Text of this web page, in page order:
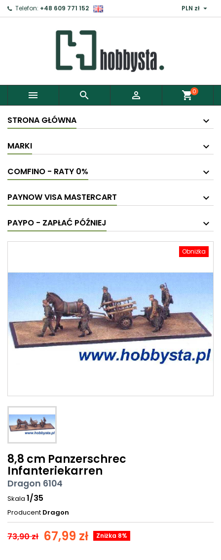
Telefon: +48 609 771 152 PLN zł 
   shopping_cart0
STRONA GŁÓWNA
MARKI
COMFINO - RATY 0%
PAYNOW VISA MASTERCART
PAYPO - ZAPŁAĆ PÓŹNIEJ
Obniżka
8,8 cm Panzerschrec
Infanteriekarren
Dragon 6104
Skala 1/35
Producent Dragon
73,90 zł 67,99 zł Zniżka 8%